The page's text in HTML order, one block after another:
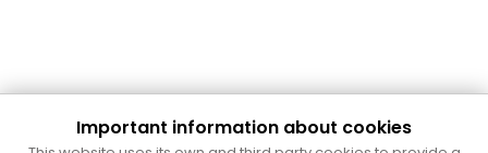
Cultura Mataró
Important information about cookies